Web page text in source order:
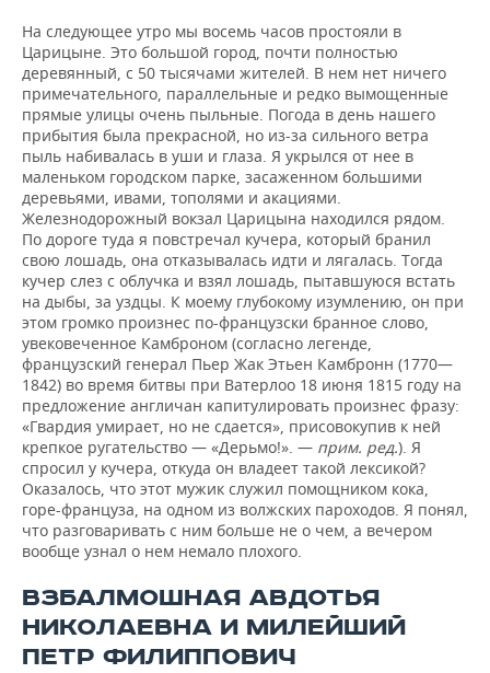
На следующее утро мы восемь часов простояли в
Царицыне. Это большой город, почти полностью
деревянный, с 50 тысячами жителей. В нем нет ничего
примечательного, параллельные и редко вымощенные
прямые улицы очень пыльные. Погода в день нашего
прибытия была прекрасной, но из-за сильного ветра
пыль набивалась в уши и глаза. Я укрылся от нее в
маленьком городском парке, засаженном большими
деревьями, ивами, тополями и акациями.
Железнодорожный вокзал Царицына находился рядом.
По дороге туда я повстречал кучера, который бранил
свою лошадь, она отказывалась идти и лягалась. Тогда
кучер слез с облучка и взял лошадь, пытавшуюся встать
на дыбы, за уздцы. К моему глубокому изумлению, он при
этом громко произнес по-французски бранное слово,
увековеченное Камброном (согласно легенде,
французский генерал Пьер Жак Этьен Камбронн (1770—
1842) во время битвы при Ватерлоо 18 июня 1815 году на
предложение англичан капитулировать произнес фразу:
«Гвардия умирает, но не сдается», присовокупив к ней
крепкое ругательство — «Дерьмо!». — прим. ред.). Я
спросил у кучера, откуда он владеет такой лексикой?
Оказалось, что этот мужик служил помощником кока,
горе-француза, на одном из волжских пароходов. Я понял,
что разговаривать с ним больше не о чем, а вечером
вообще узнал о нем немало плохого.
ВЗБАЛМОШНАЯ АВДОТЬЯ
НИКОЛАЕВНА И МИЛЕЙШИЙ
ПЕТР ФИЛИППОВИЧ